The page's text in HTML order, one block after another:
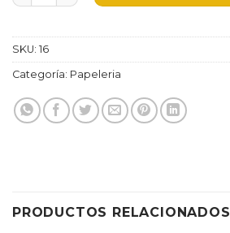
SKU: 16
Categoría: Papeleria
PRODUCTOS RELACIONADOS